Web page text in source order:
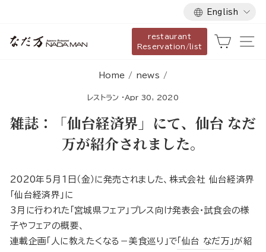
content
Language
English
restaurant
Reservation/list
Cart
Home / news /
レストラン · Apr 30, 2020
雑誌：「仙台経済界」にて、仙台 なだ
万が紹介されました。
2020年5月1日（金）に発売されました、株式会社 仙台経済界
「仙台経済界」に
3月に行われた「宮城県フェア」プレス向け発表会・試食会の様
子やフェアの概要、
連載企画「人に教えたくなる－美食巡り」で「仙台 なだ万」が紹